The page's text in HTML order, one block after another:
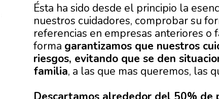
Ésta ha sido desde el principio la
nuestros cuidadores, comprobar su
referencias en empresas anteriores o
forma garantizamos que nuestros
riesgos, evitando que se den
familia, a las que mas queremos, las